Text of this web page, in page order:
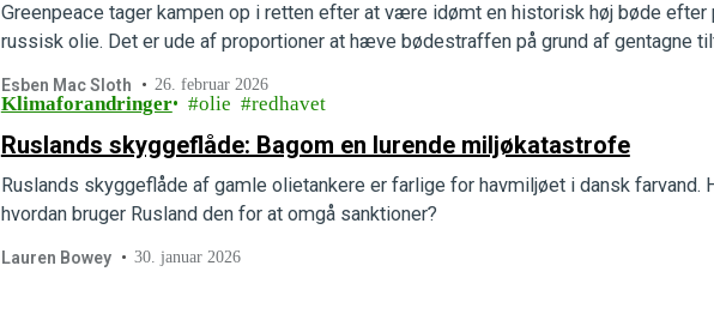
Greenpeace tager kampen op i retten efter at være idømt en historisk høj bøde
russisk olie. Det er ude af proportioner at hæve bødestraffen på grund af gentagne
Esben Mac Sloth 26. februar 2026
Klimaforandringer olie redhavet
Ruslands skyggeflåde: Bagom en lurende miljøkatastrofe
Ruslands skyggeflåde af gamle olietankere er farlige for havmiljøet i dansk farvand.
hvordan bruger Rusland den for at omgå sanktioner?
Lauren Bowey 30. januar 2026